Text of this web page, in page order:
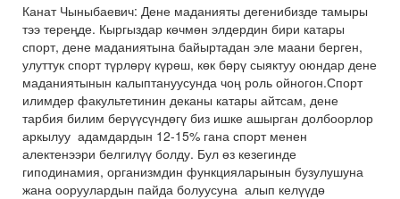
Канат Чыныбаевич: Дене маданияты дегенибизде тамыры
тээ тереңде. Кыргыздар көчмөн элдердин бири катары
спорт, дене маданиятына байыртадан эле маани берген,
улуттук спорт түрлөрү күрөш, көк бөрү сыяктуу оюндар дене
маданиятынын калыптануусунда чоң роль ойногон.Спорт
илимдер факультетинин деканы катары айтсам, дене
тарбия билим берүүсүндөгү биз ишке ашырган долбоорлор
аркылуу адамдардын 12-15% гана спорт менен
алектенээри белгилүү болду. Бул өз кезегинде
гиподинамия, организмдин функцияларынын бузулушуна
жана ооруулардын пайда болуусуна алып келүүдө